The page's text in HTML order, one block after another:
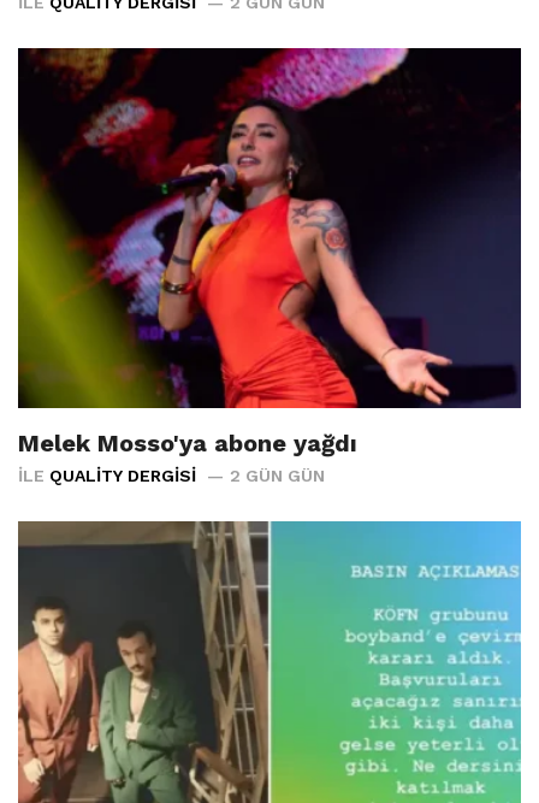
Melek Mosso'ya abone yağdı
İLE QUALITY DERGISI 2 GÜN GÜN